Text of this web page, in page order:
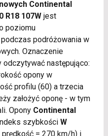
Continental
R18 107Wjest
poziomu
podróżowania w
Oznaczenie
następująco:
opony w
profilu (60) a trzecia
założyć oponę - w tym
Opony Continental
szybkości W
= 270 km/h) i